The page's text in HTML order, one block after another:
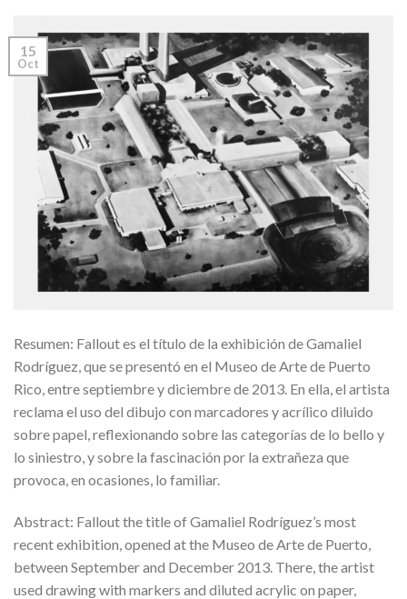
15
Oct
Resumen: Fallout es el título de la exhibición de Gamaliel
Rodríguez, que se presentó en el Museo de Arte de Puerto
Rico, entre septiembre y diciembre de 2013. En ella, el artista
reclama el uso del dibujo con marcadores y acrílico diluido
sobre papel, reflexionando sobre las categorías de lo bello y
lo siniestro, y sobre la fascinación por la extrañeza que
provoca, en ocasiones, lo familiar.
Abstract: Fallout the title of Gamaliel Rodríguez’s most
recent exhibition, opened at the Museo de Arte de Puerto,
between September and December 2013. There, the artist
used drawing with markers and diluted acrylic on paper,